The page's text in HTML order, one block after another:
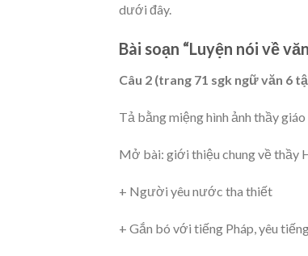
dưới đây.
Bài soạn “Luyện nói về
Câu 2 (trang 71 sgk ngữ văn 6
Tả bằng miệng hình ảnh thầy
Mở bài: giới thiệu chung về thầy
+ Người yêu nước tha thiết
+ Gắn bó với tiếng Pháp, yêu